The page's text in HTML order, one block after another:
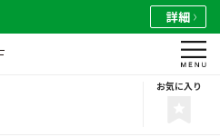
詳細
お気に入り